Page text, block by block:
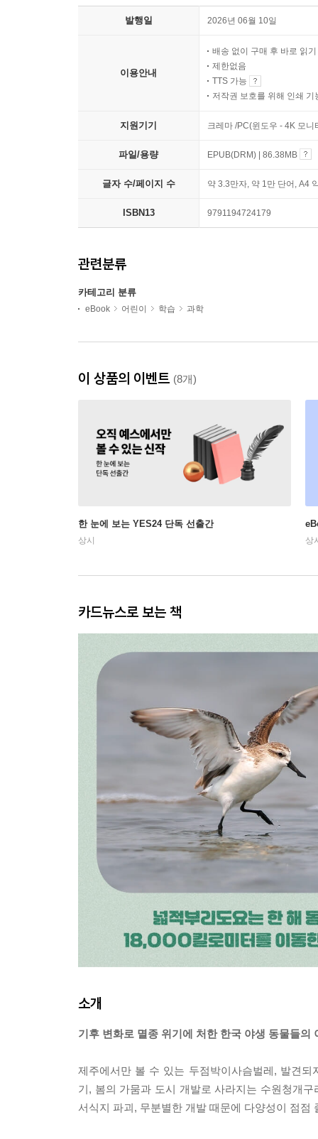
발행일 2026년 06월 10일
이용안내
배송 없이 구매 후 바로 읽기
제한없음
TTS 가능
저작권 보호를 위해 인쇄 기
지원기기 크레마 /PC(윈도우 - 4K 모
파일/용량 EPUB(DRM) | 86.38MB
글자 수/페이지 수 약 3.3만자, 약 1만 단어, A4
ISBN13 9791194724179
관련분류
카테고리 분류
eBook 어린이 학습 과학
이 상품의 이벤트 (8개)
한 눈에 보는 YES24 단독 선출간
상시 상
카드뉴스로 보는 책
소개
기후 변화로 멸종 위기에 처한 한국 야생 동물들의
제주에서만 볼 수 있는 두점박이사슴벌레, 발견
기, 봄의 가뭄과 도시 개발로 사라지는 수원청개
서식지 파괴, 무분별한 개발 때문에 다양성이 점